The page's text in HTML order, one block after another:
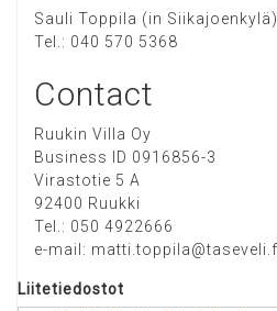
Sauli Toppila (in Siikajoenkylä)
Tel.: 040 570 5368
Contact
Ruukin Villa Oy
Business ID 0916856-3
Virastotie 5 A
92400 Ruukki
Tel.: 050 4922666
e-mail:
Liitetiedostot